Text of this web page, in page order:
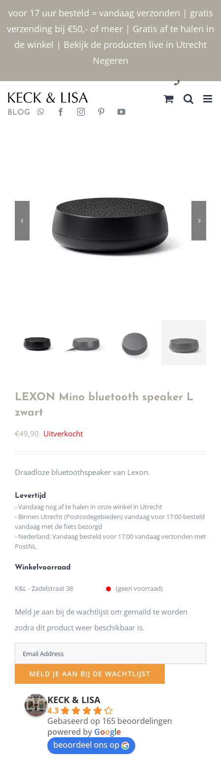
voor 17 uur besteld = vandaag verzonden | gratis
verzending bij €50,- of meer | Gratis af te halen in
de winkel | Bekijk de producten live in Utrecht
Negeren
inhoud
030 2400000
BLOG
LEXON Mino bluetooth speaker L
zwart
€49,90 Uitverkocht
Draadloze bluetoothspeaker van Lexon.
Levertijd
- Vandaag nog af te halen in onze winkel in Utrecht
- Binnen Utrecht (Postcodegebieden) vandaag voor 17:00 besteld
vandaag met de fiets bezorgd
- Nederland: Vandaag besteld voor 17:00 vandaag verzonden met
PostNL
Winkelvoorraad
K&L - Zadelstraat 38 (geen voorraad)
Meld je aan bij de wachtlijst om gemaild te worden
zodra dit product weer beschikbaar is.
Enter
your
email
address
MELD JE AAN BIJ DE WACHTLIJST
KECK & LISA
4.3
Gebaseerd op 165 beoordelingen
powered by Google
beoordeel ons op